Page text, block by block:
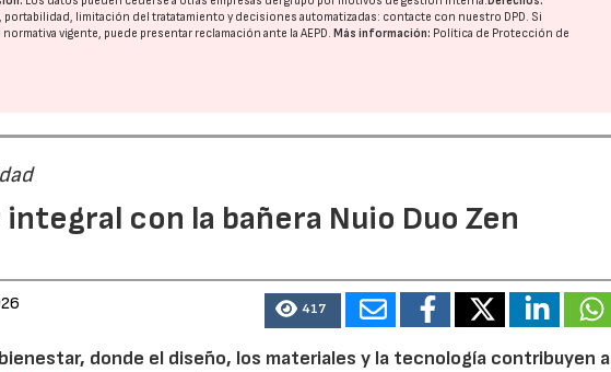
limitación del tratatamiento y decisiones automatizadas: contacte con nuestro DPD. Si
vigente, puede presentar reclamación ante laAEPD.Más información: Política de Protección de
con la bañera Nuio Duo Zen
417
donde el diseño, los materiales y la tecnología contribuyen a